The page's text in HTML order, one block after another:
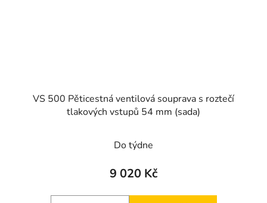
VS 500 Pěticestná ventilová souprava s roztečí
tlakových vstupů 54 mm (sada)
Do týdne
9 020 Kč